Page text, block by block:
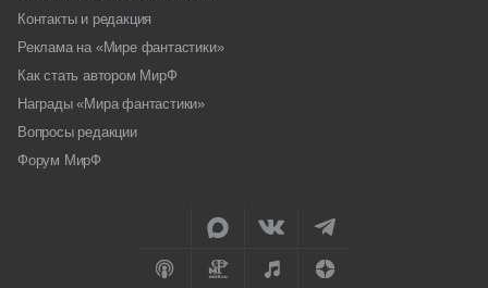
Контакты и редакция
Реклама на «Мире фантастики»
Как стать автором МирФ
Награды «Мира фантастики»
Вопросы редакции
Форум МирФ